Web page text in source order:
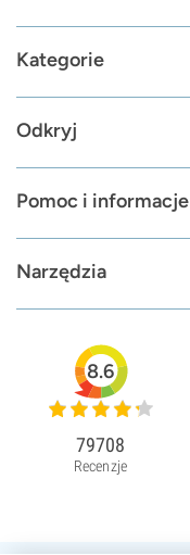
Kategorie
Odkryj
Pomoc i informacje
Narzędzia
8.6
79708
Recenzje